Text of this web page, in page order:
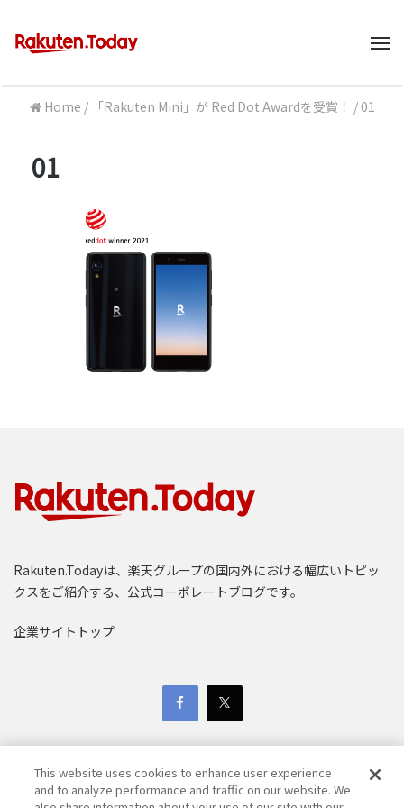
Home / 「Rakuten Mini」が Red Dot Awardを受賞！ / 01
01
Rakuten.Todayは、楽天グループの国内外における幅広いトピッ
クスをご紹介する、公式コーポレートブログです。
企業サイトトップ
This website uses cookies to enhance user experience
and to analyze performance and traffic on our website. We